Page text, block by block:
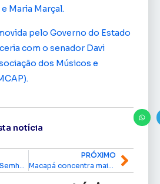
Maria Marçal.
pelo Governo do Estado
com o senador Davi
dos Músicos e
notícia
Novo prédio da Semhou amplia atendimento e moderniza serviços em Macapá
PRÓXIMO
Macapá concentra mais de 80% dos empregos formais do Amapá, aponta Caged